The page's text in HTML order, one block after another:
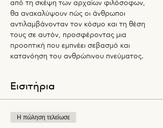
από τη σκέψη των αρχαίων φιλόσοφων,
θα ανακαλύψουν πώς οι άνθρωποι
αντιλαμβάνονταν τον κόσμο και τη θέση
τους σε αυτόν, προσφέροντας μια
προοπτική που εμπνέει σεβασμό και
κατανόηση του ανθρώπινου πνεύματος.
Εισιτήρια
Η πώληση τελείωσε